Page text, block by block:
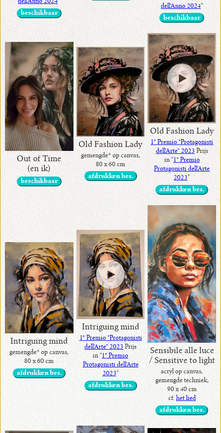
dell'Anno 2024
beschikbaar
dell'Anno 2024”
beschikbaar
Out of Time
(en ik)
beschikbaar
Old Fashion Lady
gemengde* op canvas,
80 x 60 cm
afdrukken bes.
Old Fashion Lady
1° Premio "Protagonisti
dell'Arte" 2023 Prijs
in “1° Premio
Protagonisti dell'Arte
2023”
afdrukken bes.
Intriguing mind
gemengde* op canvas,
80 x 60 cm
afdrukken bes.
Intriguing mind
1° Premio "Protagonisti
dell'Arte" 2023 Prijs
in “1° Premio
Protagonisti dell'Arte
2023”
afdrukken bes.
Sensibile alle luce
/ Sensitive to light
acryl op canvas,
gemengde techniek,
90 x 40 cm
cf. het lied
afdrukken bes.